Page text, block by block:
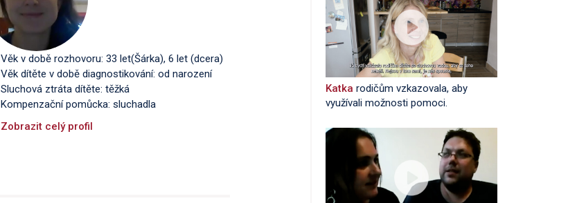
Věk v době rozhovoru: 33 let(Šárka), 6 let (dcera)
Věk dítěte v době diagnostikování: od narození
Sluchová ztráta dítěte: těžká
Kompenzační pomůcka: sluchadla
Zobrazit celý profil
Katka rodičům vzkazovala, aby
využívali možnosti pomoci.